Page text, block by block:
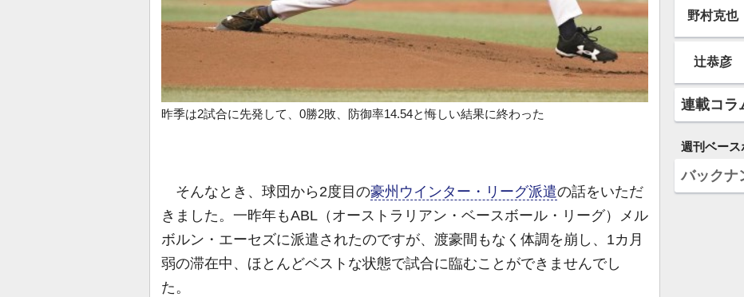
昨季は2試合に先発して、0勝2敗、防御率14.54と悔しい結果に終わった
そんなとき、球団から2度目の豪州ウインター・リーグ派遣の話をいただ
きました。一昨年もABL（オーストラリアン・ベースボール・リーグ）メル
ボルン・エーセズに派遣されたのですが、渡豪間もなく体調を崩し、1カ月
弱の滞在中、ほとんどベストな状態で試合に臨むことができませんでし
た。
野村克也
辻恭彦
連載コラ
週刊ベース
バックナ